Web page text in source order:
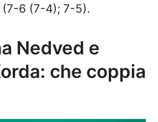
6 (7-4); 7-5).
Nedved e
che coppia